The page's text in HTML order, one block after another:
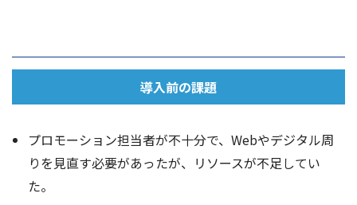
導入前の課題
プロモーション担当者が不十分で、Webやデジタル周
りを見直す必要があったが、リソースが不足してい
た。